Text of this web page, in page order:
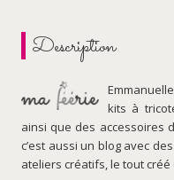
Description
kits à
ainsi que des accessoires
c’est aussi un blog avec
ateliers créatifs, le tout créé